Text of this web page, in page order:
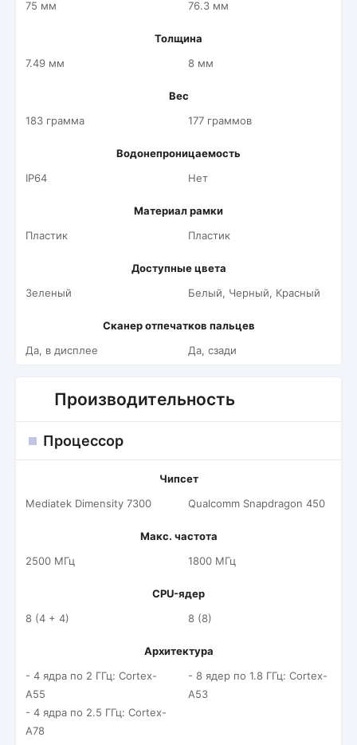
75 мм 76.3 мм
Толщина
7.49 мм
8 мм
Вес
183 грамма
177 граммов
Водонепроницаемость
IP64
Нет
Материал рамки
Пластик
Пластик
Доступные цвета
Зеленый
Белый, Черный, Красный
Сканер отпечатков пальцев
Да, в дисплее
Да, сзади
Производительность
Процессор
Чипсет
Mediatek Dimensity 7300
Qualcomm Snapdragon 450
Макс. частота
2500 МГц
1800 МГц
CPU-ядер
8 (4 + 4)
8 (8)
Архитектура
- 4 ядра по 2 ГГц: Cortex-
A55
- 4 ядра по 2.5 ГГц: Cortex-
A78
- 8 ядер по 1.8 ГГц: Cortex-
A53